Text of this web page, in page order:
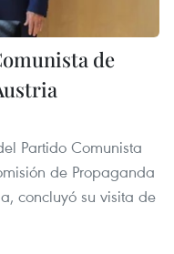
de
Partido Comunista
de Propaganda
concluyó su visita de